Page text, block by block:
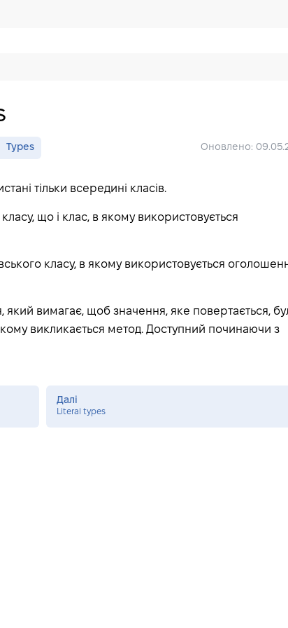
Types Оновлено:
тільки всередині класів.
що і клас, в якому використовується
класу, в якому використовується
вимагає, щоб значення, яке повертається,
викликається метод. Доступний починаючи з
Далі
Literal types